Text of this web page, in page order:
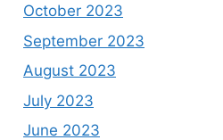
October 2023
September 2023
August 2023
July 2023
June 2023